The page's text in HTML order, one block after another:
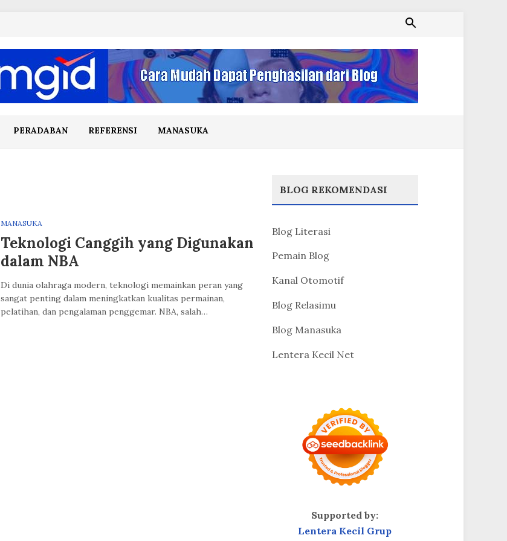
PERADABAN REFERENSI MANASUKA
MANASUKA
Teknologi Canggih yang Digunakan
dalam NBA
Di dunia olahraga modern, teknologi memainkan peran yang
sangat penting dalam meningkatkan kualitas permainan,
pelatihan, dan pengalaman penggemar. NBA, salah…
BLOG REKOMENDASI
Blog Literasi
Pemain Blog
Kanal Otomotif
Blog Relasimu
Blog Manasuka
Lentera Kecil Net
Supported by:
Lentera Kecil Grup